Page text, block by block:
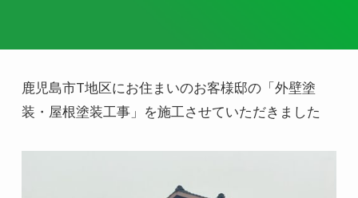
鹿児島市T地区にお住まいのお客様邸の「外壁塗
装・屋根塗装工事」を施工させていただきました